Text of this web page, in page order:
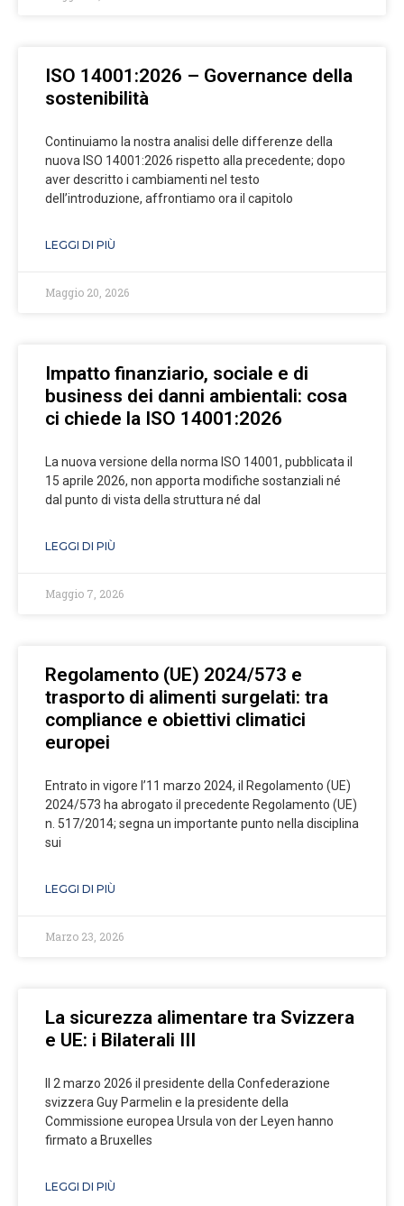
ISO 14001:2026 – Governance della
sostenibilità
Continuiamo la nostra analisi delle differenze della
nuova ISO 14001:2026 rispetto alla precedente; dopo
aver descritto i cambiamenti nel testo
dell’introduzione, affrontiamo ora il capitolo
LEGGI DI PIÙ
Maggio 20, 2026
Impatto finanziario, sociale e di
business dei danni ambientali: cosa
ci chiede la ISO 14001:2026
La nuova versione della norma ISO 14001, pubblicata il
15 aprile 2026, non apporta modifiche sostanziali né
dal punto di vista della struttura né dal
LEGGI DI PIÙ
Maggio 7, 2026
Regolamento (UE) 2024/573 e
trasporto di alimenti surgelati: tra
compliance e obiettivi climatici
europei
Entrato in vigore l’11 marzo 2024, il Regolamento (UE)
2024/573 ha abrogato il precedente Regolamento (UE)
n. 517/2014; segna un importante punto nella disciplina
sui
LEGGI DI PIÙ
Marzo 23, 2026
La sicurezza alimentare tra Svizzera
e UE: i Bilaterali III
Il 2 marzo 2026 il presidente della Confederazione
svizzera Guy Parmelin e la presidente della
Commissione europea Ursula von der Leyen hanno
firmato a Bruxelles
LEGGI DI PIÙ